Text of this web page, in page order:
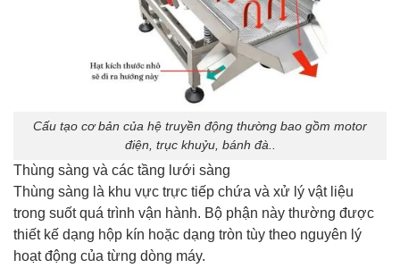
Cấu tạo cơ bản của hệ truyền động thường bao gồm motor
điện, trục khuỷu, bánh đà..
Thùng sàng và các tầng lưới sàng
Thùng sàng là khu vực trực tiếp chứa và xử lý vật liệu
trong suốt quá trình vận hành. Bộ phận này thường được
thiết kế dạng hộp kín hoặc dạng tròn tùy theo nguyên lý
hoạt động của từng dòng máy.